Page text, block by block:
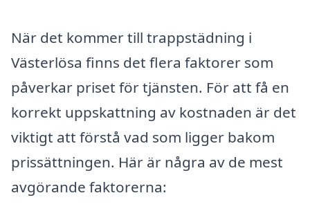
När det kommer till trappstädning i
Västerlösa finns det flera faktorer som
påverkar priset för tjänsten. För att få en
korrekt uppskattning av kostnaden är det
viktigt att förstå vad som ligger bakom
prissättningen. Här är några av de mest
avgörande faktorerna: